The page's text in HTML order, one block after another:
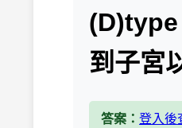
(D)type
到子宮
答案： 登入後